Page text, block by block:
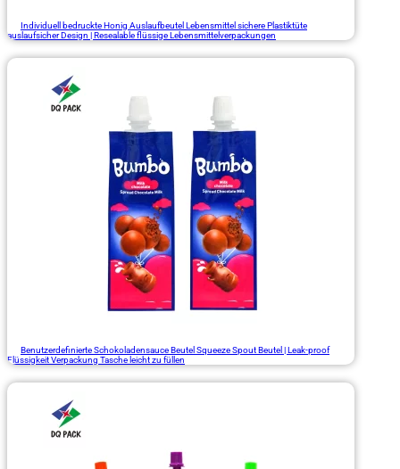
Individuell bedruckte Honig Auslaufbeutel Lebensmittel sichere Plastiktüte
auslaufsicher Design | Resealable flüssige Lebensmittelverpackungen
Benutzerdefinierte Schokoladensauce Beutel Squeeze Spout Beutel | Leak-proof
Flüssigkeit Verpackung Tasche leicht zu füllen